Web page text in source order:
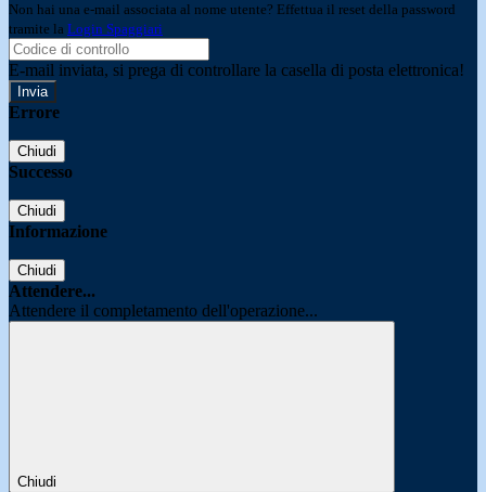
Non hai una e-mail associata al nome utente? Effettua il reset della password
tramite la Login Spaggiari
E-mail inviata, si prega di controllare la casella di posta elettronica!
Errore
Chiudi
Successo
Chiudi
Informazione
Chiudi
Attendere...
Attendere il completamento dell'operazione...
Chiudi